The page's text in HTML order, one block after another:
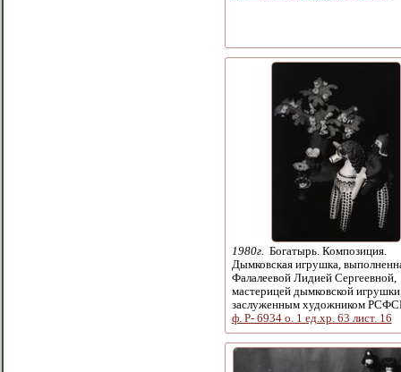
1980г.
Богатырь. Композиция.
Дымковская игрушка,
Фалалеевой Лидией Сергеевной,
мастерицей дымковской
заслуженным художником
ф. Р- 6934 о. 1 ед.хр. 63 лист. 16